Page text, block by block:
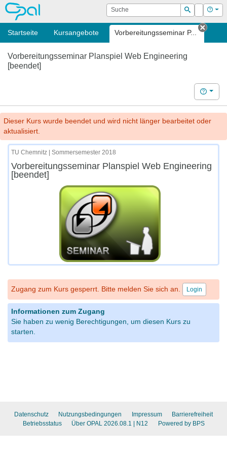
OPAL Suche
Suchen
Login Hilfe
Startseite Kursangebote Vorbereitungsseminar P...
Tab
Vorbereitungsseminar Planspiel Web Engineering
[beendet]
Hilfe
Dieser Kurs wurde beendet und wird nicht länger bearbeitet oder
aktualisiert.
TU Chemnitz | Sommersemester 2018
Vorbereitungsseminar Planspiel Web Engineering
[beendet]
Zugang zum Kurs gesperrt. Bitte melden Sie sich an. Login
Informationen zum Zugang
Sie haben zu wenig Berechtigungen, um diesen Kurs zu
starten.
Datenschutz Nutzungsbedingungen Impressum
Barrierefreiheit
Betriebsstatus
Über OPAL 2026.08.1 | N12 Powered by BPS